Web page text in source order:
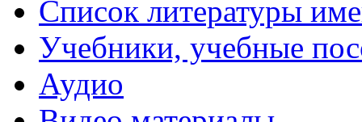
Список литературы
Учебники, учебные
Аудио